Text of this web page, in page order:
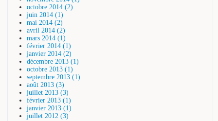
octobre 2014 (2)
juin 2014 (1)
mai 2014 (2)
avril 2014 (2)
mars 2014 (1)
février 2014 (1)
janvier 2014 (2)
décembre 2013 (1)
octobre 2013 (1)
septembre 2013 (1)
août 2013 (3)
juillet 2013 (3)
février 2013 (1)
janvier 2013 (1)
juillet 2012 (3)